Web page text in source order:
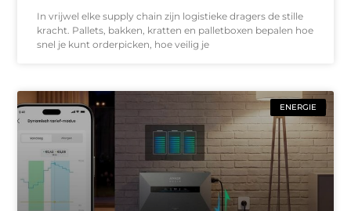
In vrijwel elke supply chain zijn logistieke dragers de stille
kracht. Pallets, bakken, kratten en palletboxen bepalen hoe
snel je kunt orderpicken, hoe veilig je
ENERGIE